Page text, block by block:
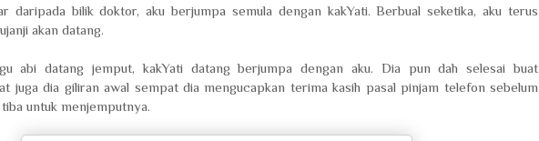
daripada bilik doktor, aku berjumpa semula dengan kakYati. Berbual seketika, aku terus
akan datang.
abi datang jemput, kakYati datang berjumpa dengan aku. Dia pun dah selesai buat
juga dia giliran awal sempat dia mengucapkan terima kasih pasal pinjam telefon sebelum
untuk menjemputnya.